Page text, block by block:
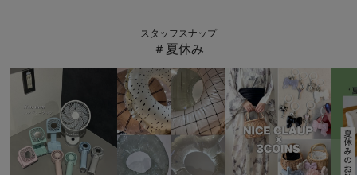
スタッフスナップ
＃夏休み